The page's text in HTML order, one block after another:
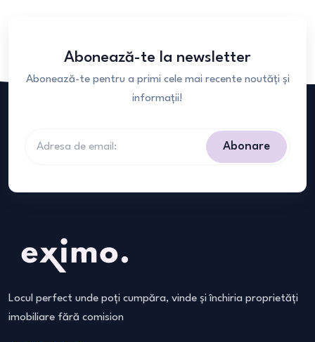
Abonează-te la newsletter
Abonează-te pentru a primi cele mai recente noutăți și
informații!
Abonare
Locul perfect unde poți cumpăra, vinde și închiria proprietăți
imobiliare fără comision